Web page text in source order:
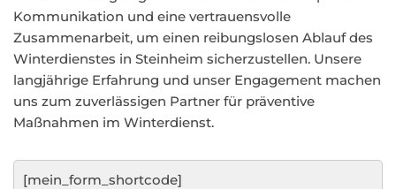
Kommunikation und eine vertrauensvolle
Zusammenarbeit, um einen reibungslosen Ablauf des
Winterdienstes in Steinheim sicherzustellen. Unsere
langjährige Erfahrung und unser Engagement machen
uns zum zuverlässigen Partner für präventive
Maßnahmen im Winterdienst.
[mein_form_shortcode]